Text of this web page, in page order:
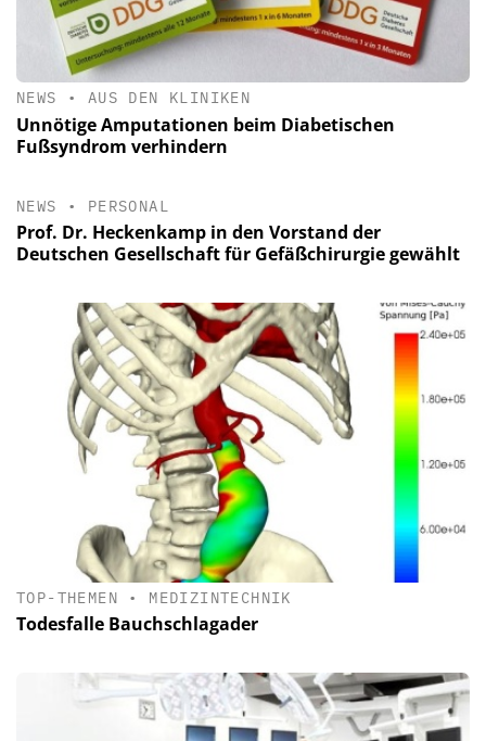
NEWS • AUS DEN KLINIKEN
Unnötige Amputationen beim Diabetischen
Fußsyndrom verhindern
NEWS • PERSONAL
Prof. Dr. Heckenkamp in den Vorstand der
Deutschen Gesellschaft für Gefäßchirurgie gewählt
TOP-THEMEN • MEDIZINTECHNIK
Todesfalle Bauchschlagader